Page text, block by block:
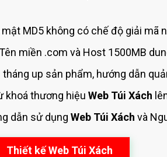
MD5 không có chế độ giải mã
miền .com và Host 1500MB
tháng up sản phẩm, hướng dẫn
khoá thương hiệu Web Túi Xách
dẫn sử dụng Web Túi Xách và
Thiết kế Web Túi Xách